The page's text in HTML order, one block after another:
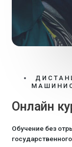
Онлайн
Обучение без